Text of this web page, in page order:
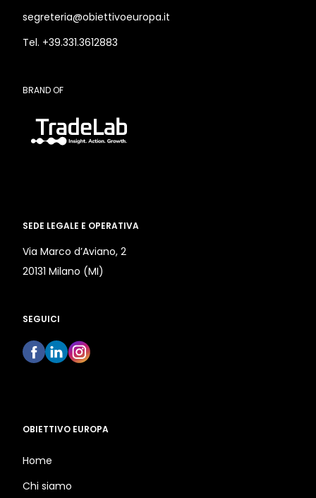
segreteria@obiettivoeuropa.it
Tel. +39.331.3612883
BRAND OF
SEDE LEGALE E OPERATIVA
Via Marco d’Aviano, 2
20131 Milano (MI)
SEGUICI
OBIETTIVO EUROPA
Home
Chi siamo